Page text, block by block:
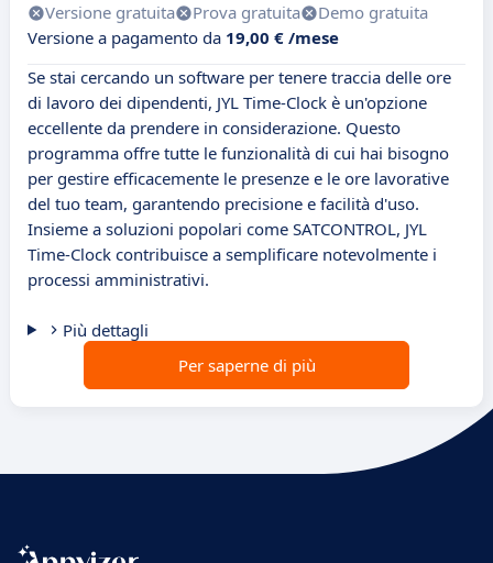
Versione gratuita Prova gratuita
Demo gratuita
Versione a pagamento da 19,00 € /mese
Se stai cercando un software per tenere traccia delle ore
di lavoro dei dipendenti, JYL Time-Clock è un'opzione
eccellente da prendere in considerazione. Questo
programma offre tutte le funzionalità di cui hai bisogno
per gestire efficacemente le presenze e le ore lavorative
del tuo team, garantendo precisione e facilità d'uso.
Insieme a soluzioni popolari come SATCONTROL, JYL
Time-Clock contribuisce a semplificare notevolmente i
processi amministrativi.
Più dettagli
Per saperne di più